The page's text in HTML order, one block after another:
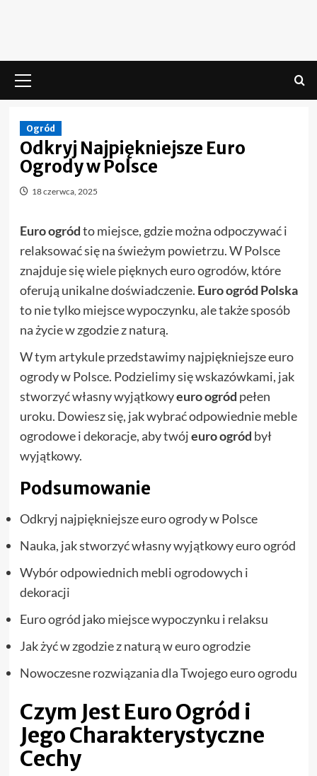
główne
Ogród
Odkryj Najpiękniejsze Euro
Ogrody w Polsce
18 czerwca, 2025
Euro ogródto miejsce, gdzie można odpoczywać i
relaksować się na świeżym powietrzu. W Polsce
znajduje się wiele pięknych euro ogrodów, które
oferują unikalne doświadczenie. Euro ogród Polska
to nie tylko miejsce wypoczynku, ale także sposób
na życie w zgodzie z naturą.
W tym artykule przedstawimy najpiękniejsze euro
ogrody w Polsce. Podzielimy się wskazówkami, jak
stworzyć własny wyjątkowyeuro ogród pełen
uroku. Dowiesz się, jak wybrać odpowiednie meble
ogrodowe i dekoracje, aby twójeuro ogród był
wyjątkowy.
Podsumowanie
Odkryj najpiękniejsze euro ogrody w Polsce
Nauka, jak stworzyć własny wyjątkowy euro ogród
Wybór odpowiednich mebli ogrodowych i
dekoracji
Euro ogród jako miejsce wypoczynku i relaksu
Jak żyć w zgodzie z naturą w euro ogrodzie
Nowoczesne rozwiązania dla Twojego euro ogrodu
Czym Jest Euro Ogród i
Jego Charakterystyczne
Cechy